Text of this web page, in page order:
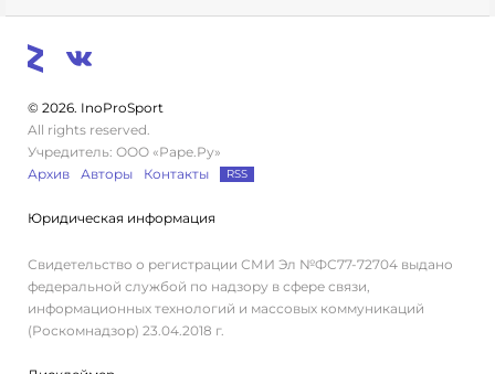
© 2026. InoProSport
All rights reserved.
Учредитель: ООО «Раре.Ру»
Архив
Авторы Контакты RSS
Юридическая информация
Свидетельство о регистрации СМИ Эл №ФС77-72704 выдано
федеральной службой по надзору в сфере связи,
информационных технологий и массовых коммуникаций
(Роскомнадзор) 23.04.2018 г.